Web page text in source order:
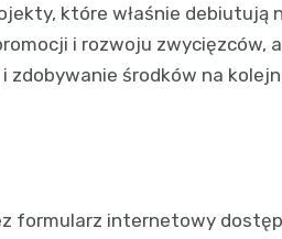
które właśnie debiutują
i rozwoju zwycięzców,
środków na
formularz internetowy